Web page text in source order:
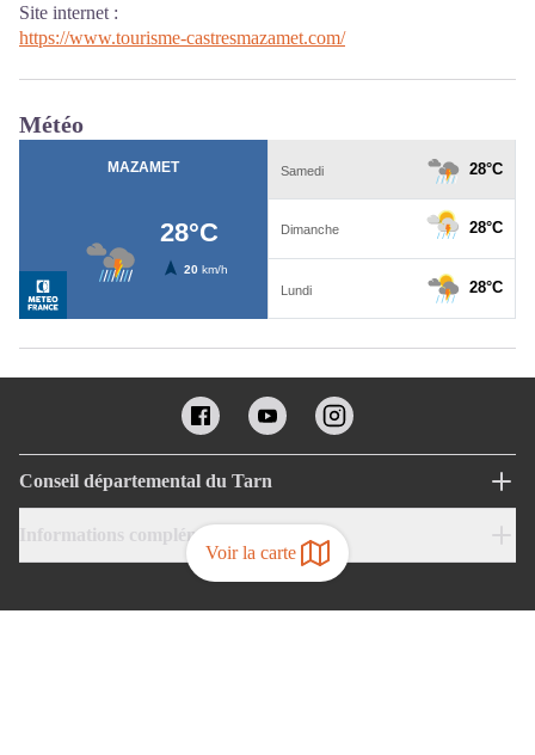
Voir la carte
Site internet :
https://www.tourisme-castresmazamet.com/
Météo
Conseil départemental du Tarn
Informations complémentaires